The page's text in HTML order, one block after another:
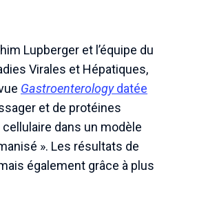
Lupberger et l’équipe du
Virales et Hépatiques,
Gastroenterologydatée
et de protéines
dans un modèle
». Les résultats de
également grâce à plus